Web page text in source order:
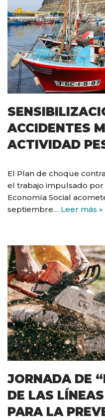
ACCIDENTES
ACTIVIDAD
El Plan de choque
el trabajo impulsado
Economía Social
septiembre… Leer más »
JORNADA DE
DE LAS
PARA LA